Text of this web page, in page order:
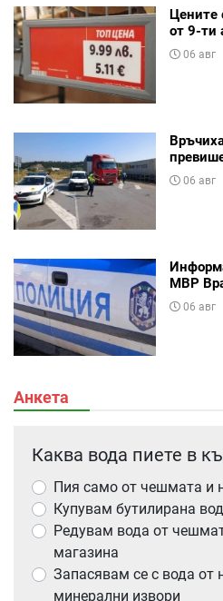
Цените
от 9-ти
06 авг
06 авг
МВР
06 авг
Анкета
Каква вода пиете в
Пия само от чешмата и
Купувам бутилирана
Редувам вода от
магазина
Запасявам се с вода от
минерални извори